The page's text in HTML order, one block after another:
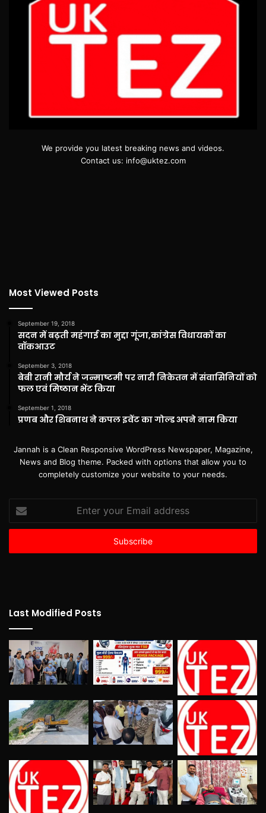
We provide you latest breaking news and videos.
Contact us: info@uktez.com
Most Viewed Posts
September 19, 2018
सदन में बढ़ती महंगाई का मुद्दा गूंजा,कांग्रेस विधायकों का
वॉकआउट
September 3, 2018
बेबी रानी मौर्य ने जन्माष्टमी पर नारी निकेतन में संवासिनियों को
फल एवं मिष्ठान भेंट किया
September 1, 2018
प्रणब और शिबनाथ ने कपल इवेंट का गोल्ड अपने नाम किया
Jannah is a Clean Responsive WordPress Newspaper, Magazine,
News and Blog theme. Packed with options that allow you to
completely customize your website to your needs.
your
Email
Last Modified Posts